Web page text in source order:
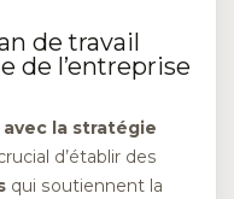
de travail
de l’entreprise
la stratégie
d’établir des
qui soutiennent la